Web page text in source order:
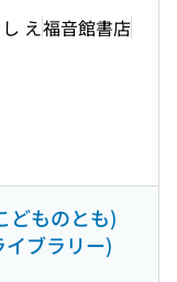
え 福音館書店
どものとも)
ブラリー)